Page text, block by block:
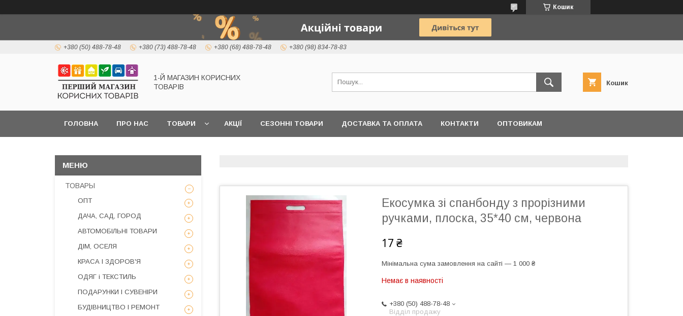
Кошик
+380 (50) 488-78-48 +380 (73) 488-78-48 +380 (68) 488-78-48 +380 (98) 834-78-83
1-Й МАГАЗИН КОРИСНИХ
ТОВАРІВ
Кошик
ГОЛОВНА ПРО НАС ТОВАРИ АКЦІЇ СЕЗОННІ ТОВАРИ ДОСТАВКА ТА ОПЛАТА КОНТАКТИ ОПТОВИКАМ
Екосумка зі спанбонду з прорізними
ручками, плоска, 35*40 см, червона
17 ₴
Мінімальна сума замовлення на сайті — 1 000 ₴
Немає в наявності
+380 (50) 488-78-48
Відділ продажу
ТОВАРЫ
ОПТ
ДАЧА, САД, ГОРОД
АВТОМОБІЛЬНІ ТОВАРИ
ДІМ, ОСЕЛЯ
КРАСА І ЗДОРОВ'Я
ОДЯГ і ТЕКСТИЛЬ
ПОДАРУНКИ І СУВЕНІРИ
БУДІВНИЦТВО І РЕМОНТ